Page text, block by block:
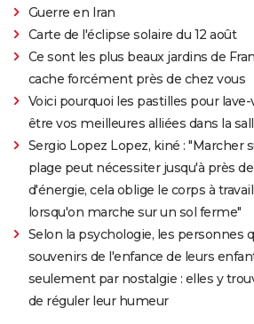
Guerre en Iran
Carte de l'éclipse solaire du 12 août
Ce sont les plus beaux jardins de
cache forcément près de chez vous
Voici pourquoi les pastilles pour
être vos meilleures alliées dans la
Sergio Lopez Lopez, kiné : "Marcher
plage peut nécessiter jusqu'à près
d'énergie, cela oblige le corps à
lorsqu'on marche sur un sol ferme"
Selon la psychologie, les personnes
souvenirs de l'enfance de leurs
seulement par nostalgie : elles y
de réguler leur humeur